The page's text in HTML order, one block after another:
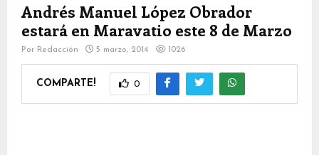
Andrés Manuel López Obrador
estará en Maravatio este 8 de Marzo
Por Redacción 5 marzo, 2014 1026
COMPARTE! 0